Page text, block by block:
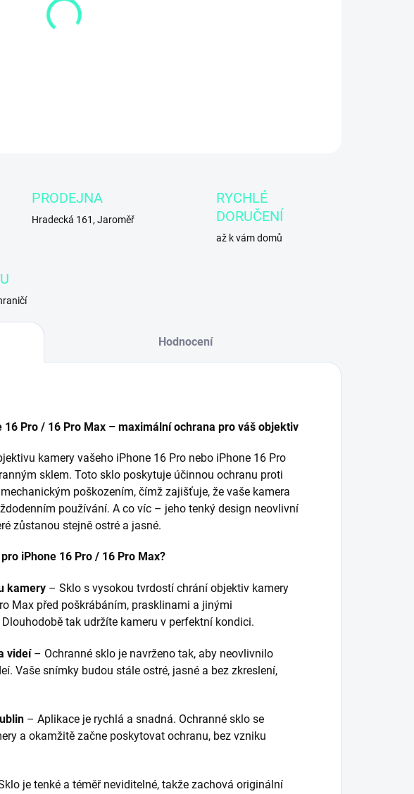
10.8.2026
PRODEJNA
Hradecká 161, Jaroměř
RYCHLÉ
DORUČENÍ
až k vám domů
Hodnocení
Pro / 16 Pro Max – maximální ochrana pro váš objektiv
kamery vašeho iPhone 16 Pro nebo iPhone 16 Pro
sklem. Toto sklo poskytuje účinnou ochranu proti
poškozením, čímž zajišťuje, že vaše kamera
používání. A co víc – jeho tenký design neovlivní
zůstanou stejně ostré a jasné.
iPhone 16 Pro / 16 Pro Max?
kamery – Sklo s vysokou tvrdostí chrání objektiv kamery
Max před poškrábáním, prasklinami a jinými
tak udržíte kameru v perfektní kondici.
videí– Ochranné sklo je navrženo tak, aby neovlivnilo
Vaše snímky budou stále ostré, jasné a bez zkreslení,
– Aplikace je rychlá a snadná. Ochranné sklo se
a okamžitě začne poskytovat ochranu, bez vzniku
je tenké a téměř neviditelné, takže zachová originální